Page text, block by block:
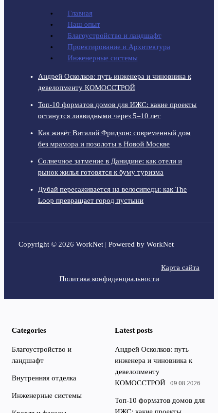
Главная
Наш опыт
Благоустройство и ландшафт
Проектирование и Архитектура
Инженерные системы
Андрей Осколков: путь инженера и чиновника к
девелопменту КОМОССТРОЙ
Топ-10 форматов домов для ИЖС: какие проекты
останутся ликвидными через 5–10 лет
Как живёт Виталий Фридзон: современный дом
без мрамора и позолоты в Новой Москве
Солнечное затмение в Данидине: как отели и
рынок жилья готовятся к буму туризма
Дубай пересаживается на велосипеды: как The
Loop превращает город пустыни
Copyright © 2026 WorkNet | Powered by WorkNet
Карта сайта
Политика конфиденциальности
Categories
Благоустройство и
ландшафт
Внутренняя отделка
Инженерные системы
Latest posts
Андрей Осколков: путь
инженера и чиновника к
девелопменту
КОМОССТРОЙ
09.08.2026
Топ-10 форматов домов для
ИЖС: какие проекты